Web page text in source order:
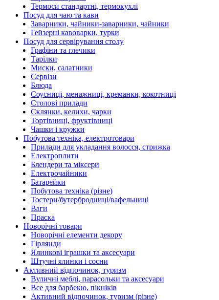
Термоси стандартні, термокухлі
Посуд для чаю та кави
Заварники, чайники-заварники, чайники
Гейзерні кавоварки, турки
Посуд для сервірування столу
Графіни та глечики
Тарілки
Миски, салатники
Сервізи
Блюда
Соусниці, менажниці, креманки, кокотниці
Столові прилади
Склянки, келихи, чарки
Тортівниці, фруктівниці
Чашки і кружки
Побутова техніка, електротовари
Прилади для укладання волосся, стрижка
Електроплити
Блендери та міксери
Електрочайники
Батарейки
Побутова техніка (різне)
Тостери/бутербродниці/вафельниці
Ваги
Праска
Новорічні товари
Новорічні елементи декору
Гірлянди
Ялинкові іграшки та аксесуари
Штучні ялинки і сосни
Активний відпочинок, туризм
Вуличні меблі, парасольки та аксесуари
Все для барбекю, пікніків
Активний відпочинок, туризм (різне)